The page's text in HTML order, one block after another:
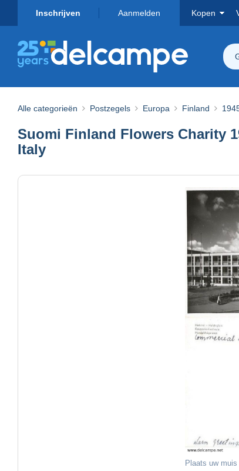
Inschrijven Aanmelden Kopen
Alle categorieën Postzegels Europa Finland
Suomi Finland Flowers Charity
Italy
Plaats uw